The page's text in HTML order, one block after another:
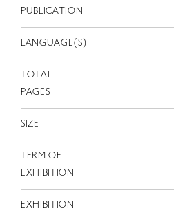
PUBLICATION
LANGUAGE(S)
TOTAL
PAGES
SIZE
TERM OF
EXHIBITION
EXHIBITION